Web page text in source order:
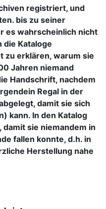
registriert, und
bis zu seiner
es wahrscheinlich nicht
die Kataloge
zu erklären, warum sie
Jahren niemand
Handschrift, nachdem
Regal in der
damit sie sich
kann. In den Katalog
sie niemandem in
fallen konnte, d.h. in
Herstellung nahe